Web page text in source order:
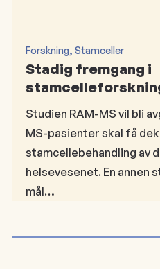
Forskning, Stamceller
Stadig fremgang i
Studien RAM-MS vil bli
MS-pasienter skal få
stamcellebehandling av
helsevesenet. En annen
mål…